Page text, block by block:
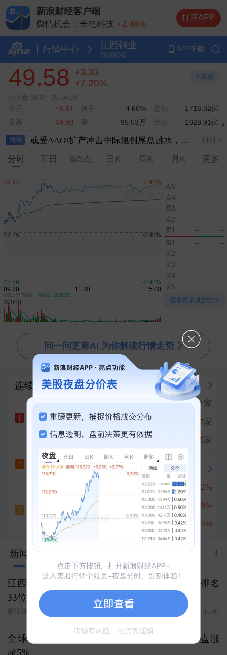
新浪财经客户端
舆情机会：长电科技 +2.48%
舆情机会：长鑫科技 +1.00%
舆情机会：中际旭创 -3.68%
舆情机会：兆易创新 +8.32%
舆情机会：云南锗业
打开APP
行情中心 江西铜业
SH600362
APP下载
49.58 +3.33
+7.20%
已收盘 08-07 15:34:59
今开 46.81 换手 4.60% 总值
1716.82亿
最高
49.98 95.53万 流值 1028.91亿
+自选
快讯 或受AAOI扩产冲击中际旭创尾盘跳水，公司回应：公司7月订单指引至今有效 刚刚
进入电信运营商市场、与佳贤通信合作开发6G AI-RAN基站？英伟达回应：毫无根据 对我们在该地区活动的描述不属实 刚刚
中国央行连续第21个月增持黄金
中汽协：2026年6月，汽车整车进口3.8万辆
刚刚
中证协：券商出具债券投资建议时 原则上单一债券投顾账户持仓规模不超过25％ 刚刚
高盛对中际旭创的多头持仓比例降至11.6％
卖5 --
--
卖4
--
--
卖3
--
--
卖2
--
--
卖1
--
--
买1
--
--
买2
--
--
买3
--
--
买4
--
--
买5
-- --
查看更多成交统计
分时 五日 B/S点 日K 周K 月K 更多
VOL: 7479.00 MA10: 3938.50
问一问芝麻AI 为你解读行情走势
连续涨停榜
1
汇绿生态
+10.00%
十天六板
2
宝鼎科技
+10.01%
六天五板
3
+10.00%
六天四板
强势板块
涨停 17家
2 生物医药 17家
3 创新药 15家
冲刺涨停
兆易创新 +8.32%
深南电路 +8.09%
南亚新材 +16.53%
新闻 股市汇 公告 研
江西铜业涨7.20%，成交额46.40亿元，人气排名
33位！后市是否有机会？附走势预测
新浪证券-红岸工作室 今天 15:07
全球铜价再次刷新历史高点 江西铜业股份早盘涨
超5%